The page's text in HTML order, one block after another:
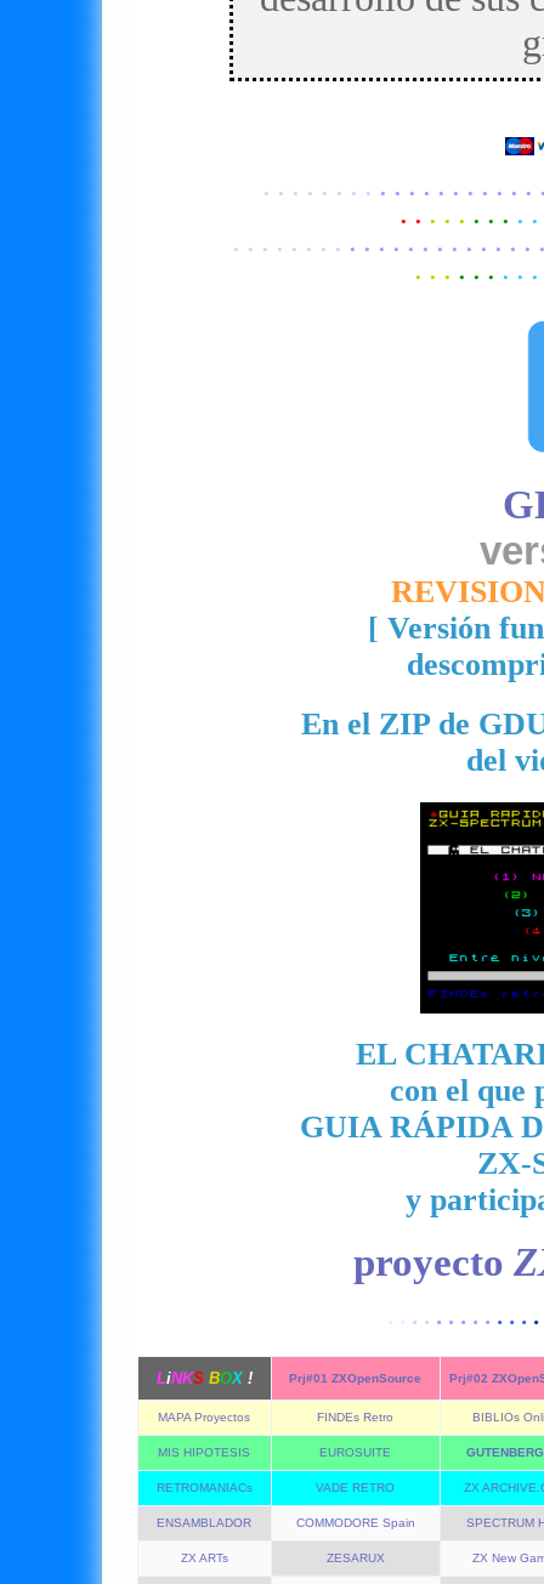
· · · · · · · · · · · · · · · · · · ·
· · · · · · · · ·
· · · · · · · · · · · · · · · · · · · · ·
· · · · · · · · ·
[ Versión
En el ZIP de
del
EL
con el que
GUIA RÁPIDA
ZX-
y
proyecto
· · · · · · · · · · ·
LiNKS BOX ! Prj#01 ZXOpenSource Prj#02
MAPA Proyectos FINDEs Retro BIBLIOs
MIS HIPOTESIS EUROSUITE
RETROMANIACs VADE RETRO ZX
ENSAMBLADOR COMMODORE Spain SPECTRUM
ZX ARTs ZESARUX ZX New